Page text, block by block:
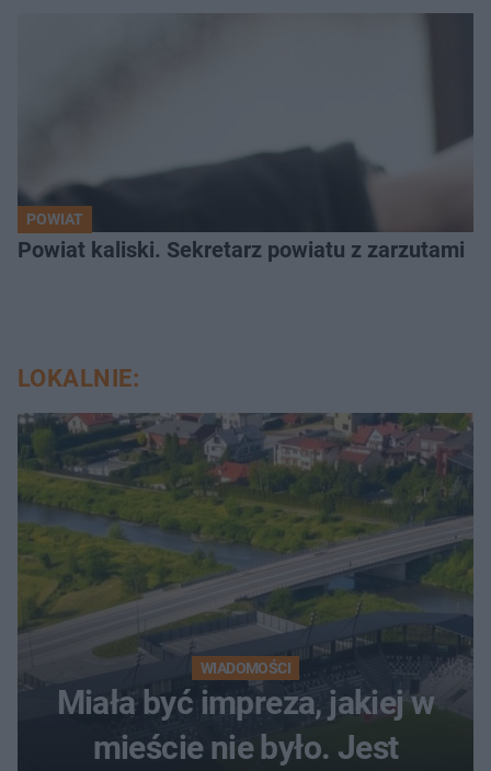
POWIAT
Powiat kaliski. Sekretarz powiatu z zarzutami
LOKALNIE:
WIADOMOŚCI
Miała być impreza, jakiej w
mieście nie było. Jest